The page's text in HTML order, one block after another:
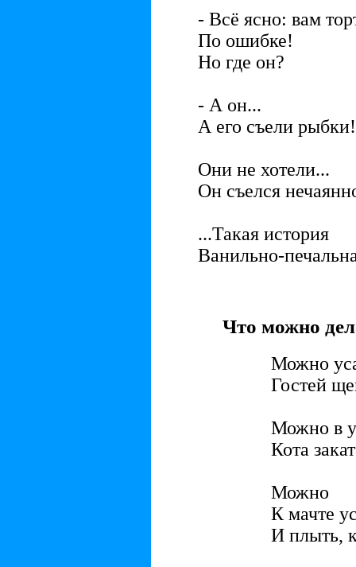
- Всё ясно: вам
По ошибке!
Но где он?
- А он...
А его съели рыбки!
Они не хотели...
Он съелся
...Такая история
Ванильно-
Что можно
Можно
Гостей
Можно в
Кота
Можно
К мачте
И плыть,